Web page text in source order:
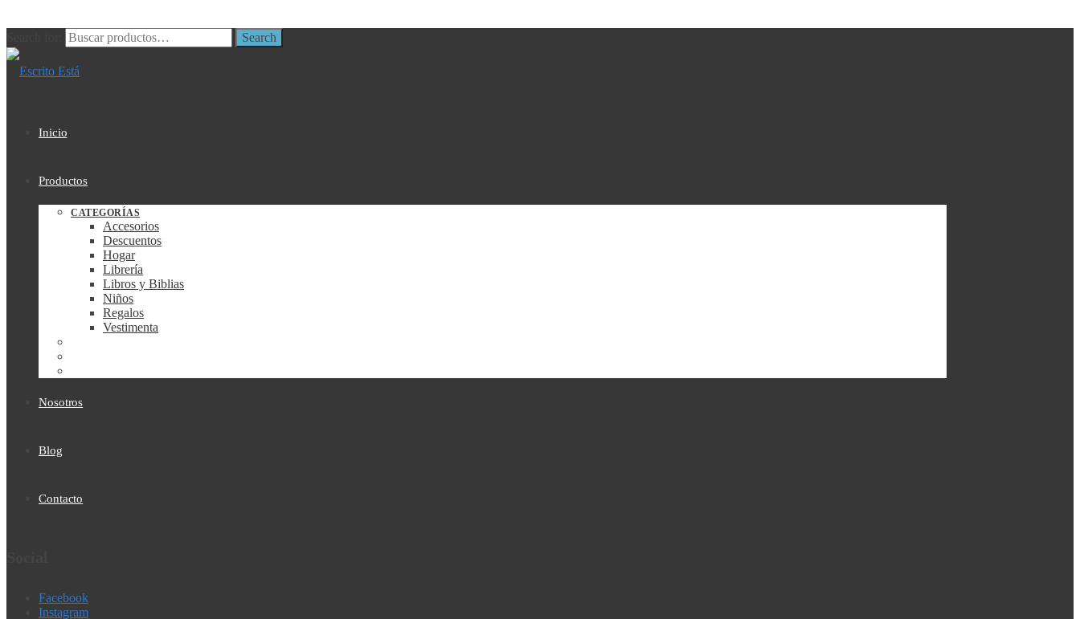
Search
Inicio
Productos
CATEGORÍAS
Accesorios
Descuentos
Hogar
Librería
Libros y Biblias
Niños
Regalos
Vestimenta
Nosotros
Blog
Contacto
Facebook
Instagram